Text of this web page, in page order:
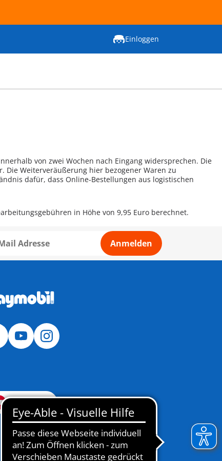
Einloggen
von zwei Wochen nach Eingang widersprechen. Die
Die Weiterveräußerung hier bezogener Waren zu
dafür, dass Online-Bestellungen aus logistischen
in Höhe von 9,95 Euro berechnet.
Anmelden
Österreich